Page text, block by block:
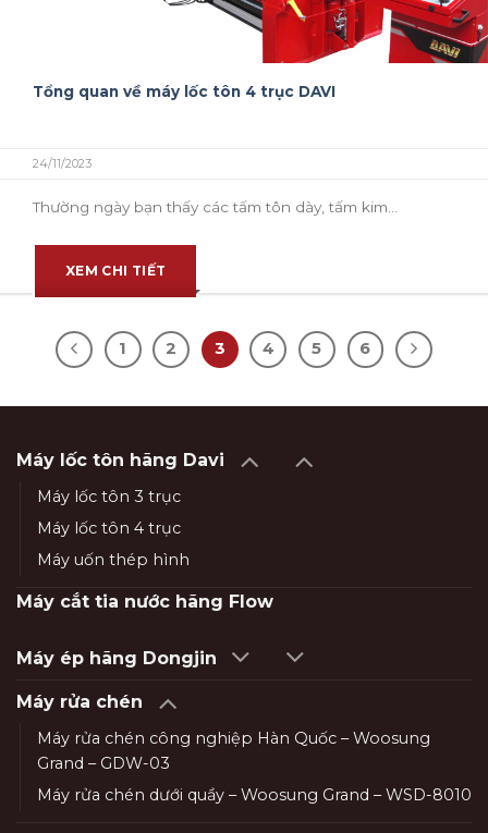
Tổng quan về máy lốc tôn 4 trục DAVI
24/11/2023
Thường ngày bạn thấy các tấm tôn dày, tấm kim...
XEM CHI TIẾT
1 2 3 4 5 6
Máy lốc tôn hãng Davi
Máy lốc tôn 3 trục
Máy lốc tôn 4 trục
Máy uốn thép hình
Máy cắt tia nước hãng Flow
Máy ép hãng Dongjin
Máy rửa chén
Máy rửa chén công nghiệp Hàn Quốc – Woosung
Grand – GDW-03
Máy rửa chén dưới quầy – Woosung Grand – WSD-8010